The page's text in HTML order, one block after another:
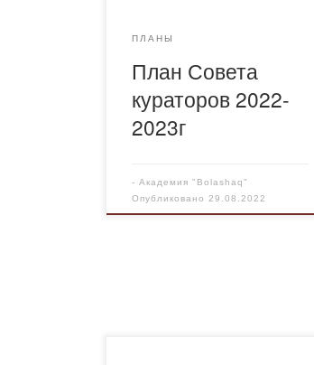
ПЛАНЫ
План Совета
кураторов 2022-
2023г
-Академия "Bolashaq"
Опубликовано29.08.2022